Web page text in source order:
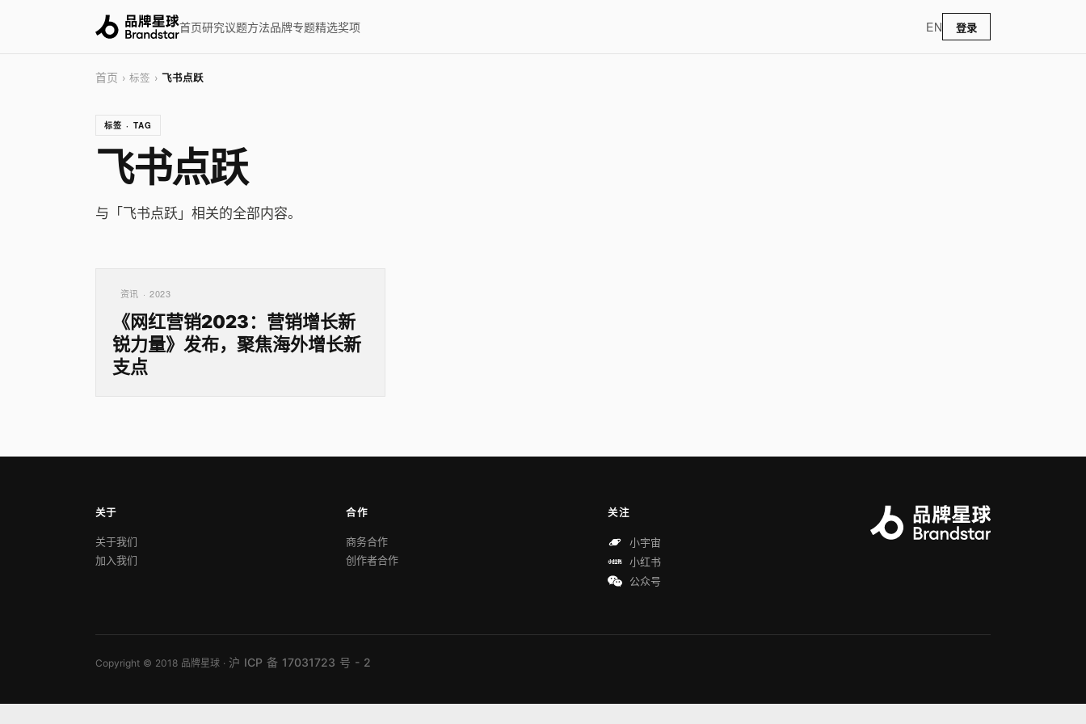
首页研究议题方法品牌专题精选奖项 EN 登录
首页 › 标签 › 飞书点跃
标签 · TAG
飞书点跃
与「飞书点跃」相关的全部内容。
资讯 · 2023
《网红营销2023：营销增长新
锐力量》发布，聚焦海外增长新
支点
关于
关于我们
加入我们
合作
商务合作
创作者合作
关注
小宇宙
小红书
公众号
Copyright © 2018 品牌星球 · 沪 ICP 备 17031723 号 - 2